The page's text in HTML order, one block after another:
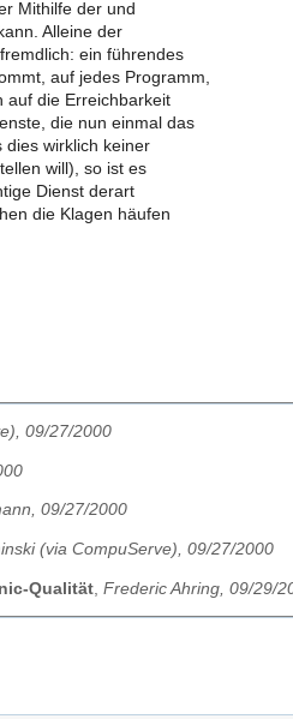
Mithilfe der und
Alleine der
ein führendes
auf jedes Programm,
auf die Erreichbarkeit
die nun einmal das
dies wirklich keiner
will), so ist es
Dienst derart
die Klagen häufen
09/27/2000
09/27/2000
(via CompuServe), 09/27/2000
Qualität Frederic Ahring, 09/29/